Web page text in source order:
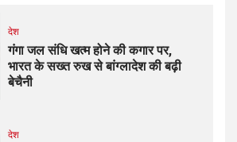
देश
गंगा जल संधि खत्म होने की कगार पर,
भारत के सख्त रुख से बांग्लादेश की बढ़ी
बेचैनी
देश